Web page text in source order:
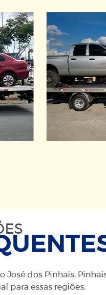
dos Pinhais,
para essas regiões.